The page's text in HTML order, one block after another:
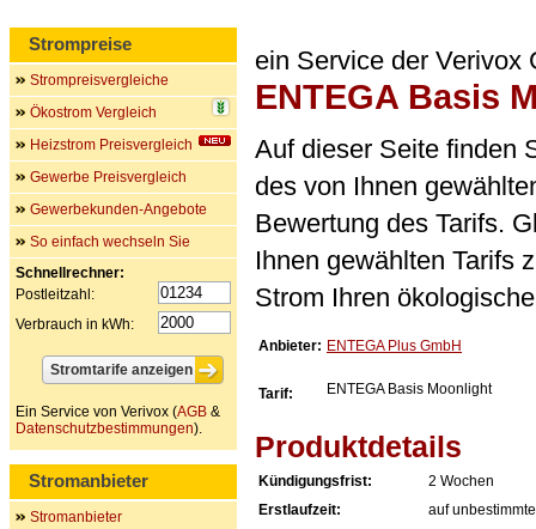
ein Service der Verivox
ENTEGA Basis
Auf dieser Seite finden
des von Ihnen
Bewertung des Tarifs.
Ihnen gewählten Tarifs
Strom Ihren
Anbieter: ENTEGA Plus GmbH
Tarif: ENTEGA Basis Moonlight
Produktdetails
Kündigungsfrist:
2 Wochen
Erstlaufzeit:
auf
Strompreise
Strompreisvergleiche
Ökostrom Vergleich
Heizstrom Preisvergleich
Gewerbe Preisvergleich
Gewerbekunden-Angebote
So einfach wechseln Sie
Schnellrechner:
Postleitzahl:
Verbrauch in kWh:
Ein Service von Verivox (AGB &
Datenschutzbestimmungen).
Stromanbieter
Stromanbieter